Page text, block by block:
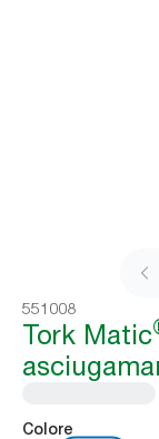
551008
Tork Matic
Colore